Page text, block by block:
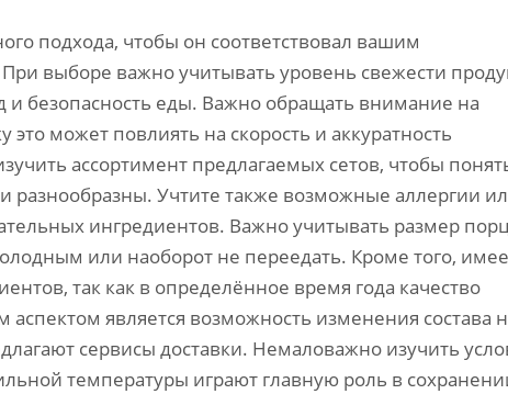
подхода, чтобы он соответствовал вашим
выборе важно учитывать уровень свежести
и безопасность еды. Важно обращать внимание на
может повлиять на скорость и аккуратность
ассортимент предлагаемых сетов, чтобы
разнообразны. Учтите также возможные аллергии
ингредиентов. Важно учитывать размер
или наоборот не переедать. Кроме того,
так как в определённое время года качество
является возможность изменения состава
сервисы доставки. Немаловажно изучить
температуры играют главную роль в